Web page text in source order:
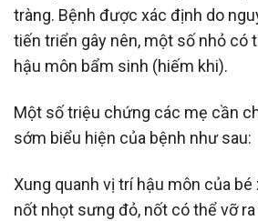
tràng. Bệnh được xác định do
tiến triển gây nên, một số nhỏ có
hậu môn bẩm sinh (hiếm khi).
Một số triệu chứng các mẹ cần
sớm biểu hiện của bệnh như sau:
Xung quanh vị trí hậu môn của
nốt nhọt sưng đỏ, nốt có thể vỡ